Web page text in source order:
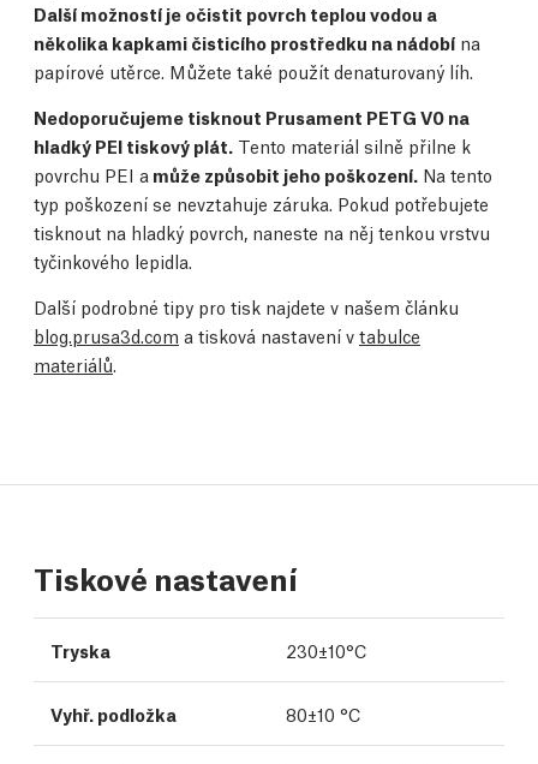
Další možností je očistit povrch teplou vodou a
několika kapkami čisticího prostředku na nádobí na
papírové utěrce. Můžete také použít denaturovaný líh.
Nedoporučujeme tisknout Prusament PETG V0 na
hladký PEI tiskový plát. Tento materiál silně přilne k
povrchu PEI a může způsobit jeho poškození. Na tento
typ poškození se nevztahuje záruka. Pokud potřebujete
tisknout na hladký povrch, naneste na něj tenkou vrstvu
tyčinkového lepidla.
Další podrobné tipy pro tisk najdete v našem článku
blog.prusa3d.com a tisková nastavení v tabulce
materiálů.
Tiskové nastavení
Tryska 230±10°C
Vyhř. podložka 80±10 °C